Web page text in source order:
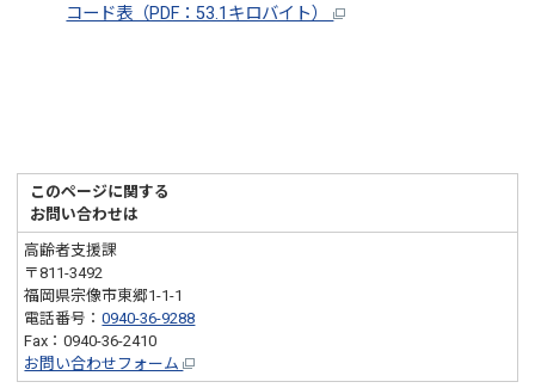
コード表（PDF：53.1キロバイト）
このページに関する
お問い合わせは
高齢者支援課
〒811-3492
福岡県宗像市東郷1-1-1
電話番号：0940-36-9288
Fax：0940-36-2410
お問い合わせフォーム